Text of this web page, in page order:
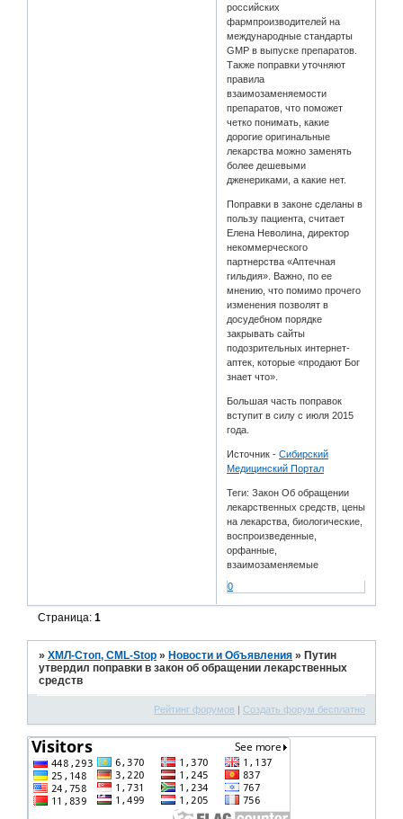
российских
фармпроизводителей на
международные стандарты
GMP в выпуске препаратов.
Также поправки уточняют
правила
взаимозаменяемости
препаратов, что поможет
четко понимать, какие
дорогие оригинальные
лекарства можно заменять
более дешевыми
дженериками, а какие нет.
Поправки в законе сделаны в
пользу пациента, считает
Елена Неволина, директор
некоммерческого
партнерства «Аптечная
гильдия». Важно, по ее
мнению, что помимо прочего
изменения позволят в
досудебном порядке
закрывать сайты
подозрительных интернет-
аптек, которые «продают Бог
знает что».
Большая часть поправок
вступит в силу с июля 2015
года.
Источник -Сибирский
Медицинский Портал
Теги: Закон Об обращении
лекарственных средств, цены
на лекарства, биологические,
воспроизведенные,
орфанные,
взаимозаменяемые
0
Страница:1
»ХМЛ-Стоп, CML-Stop » Новости и Объявления » Путин
утвердил поправки в закон об обращении лекарственных
средств
Рейтинг форумов | Создать форум бесплатно